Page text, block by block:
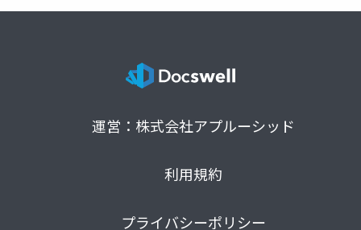
運営：株式会社アプルーシッド
利用規約
プライバシーポリシー